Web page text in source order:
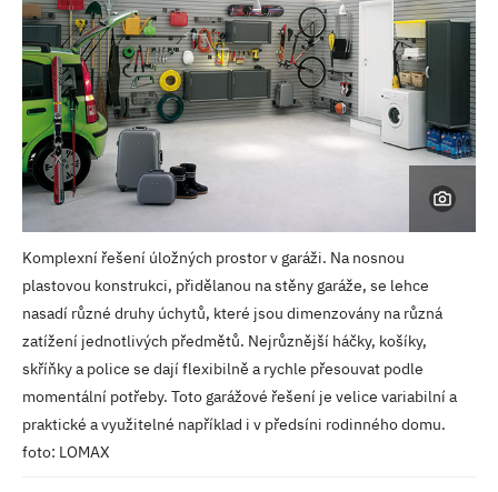
Komplexní řešení úložných prostor v garáži. Na nosnou
plastovou konstrukci, přidělanou na stěny garáže, se lehce
nasadí různé druhy úchytů, které jsou dimenzovány na různá
zatížení jednotlivých předmětů. Nejrůznější háčky, košíky,
skříňky a police se dají flexibilně a rychle přesouvat podle
momentální potřeby. Toto garážové řešení je velice variabilní a
praktické a využitelné například i v předsíni rodinného domu.
foto: LOMAX